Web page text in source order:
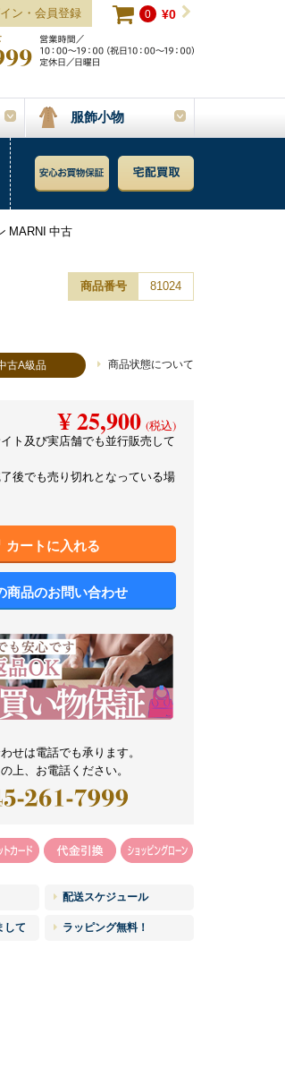
0 ¥0
ン・会員登録
服飾小物
MARNI 中古
商品番号 81024
古A級品 商品状態について
¥ 25,900 (税込)
ト及び実店舗でも並行販売して
後でも売り切れとなっている場
カートに入れる
商品のお問い合わせ
せは電話でも承ります。
上、お電話ください。
配送スケジュール
して ラッピング無料！